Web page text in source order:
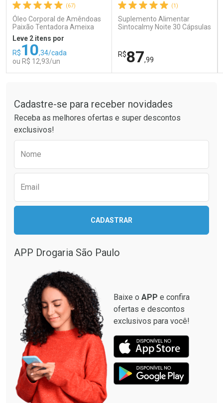
Comprar sem Desconto
Por R$ 189,99/cada
Comprar sem Desconto
Por R$ 189,99/cada
Comprar sem Desconto
Por R$ 26,99/cada
Comprar sem Desconto
Por R$ 26,99/cada
(67)
Óleo Corporal de Amêndoas
Paixão Tentadora Ameixa
Rubi 100ml
Leve 2 itens por
R$10,34/cada
ou R$ 12,93/un
Laboratório
Comprar sem Desconto
Por Menos
Comprar sem Desconto
(1)
Suplemento Alimentar
Sintocalmy Noite 30 Cápsulas
R$87,99
Laboratório
Comprar sem Desconto
Por Menos
Comprar sem Desconto
Cadastre-se para receber novidades
Receba as melhores ofertas e super descontos
exclusivos!
Nome
Email
CADASTRAR
APP Drogaria São Paulo
Baixe o APP e confira
ofertas e descontos
exclusivos para você!